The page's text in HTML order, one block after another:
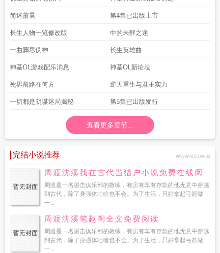
简述萧晨 第4集已出版上市
长生人物一览修改版 中的未解之迷
一曲葬尽伪神 长生英雄曲
神墓OL游戏配乐消息 神墓OL新论坛
死界前路在何方 逆天重生与君王实力
一切都是阴谋迷局揭秘 第5集已出版发行
查看更多章节...
完结小说推荐 www.epzw.la
周渡沈溪我在古代当猎户小说免费在线阅
读
周渡是一名射击俱乐部的教练，有房有车有存款的他无意中穿越
到古代，除了身强体壮啥也不会。为了生活，只好拿起弓箭做
一...
周渡沈溪笔趣阁全文免费阅读
周渡是一名射击俱乐部的教练，有房有车有存款的他无意中穿越
到古代，除了身强体壮啥也不会。为了生活，只好拿起弓箭做
一...